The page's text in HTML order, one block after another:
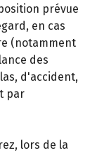
prévue
en cas
(notamment
des
d'accident,
par
lors de la